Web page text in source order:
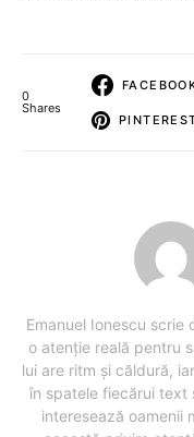
0
Shares
Emanuel Ionescu
o atenție reală pentru
lui are ritm și căldură,
în spatele fiecărui text
interesează oamenii